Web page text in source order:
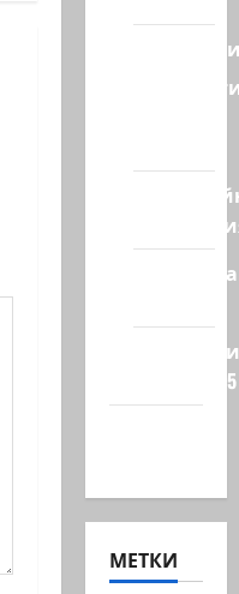
Полемика
сайта 2025
МЕТКИ